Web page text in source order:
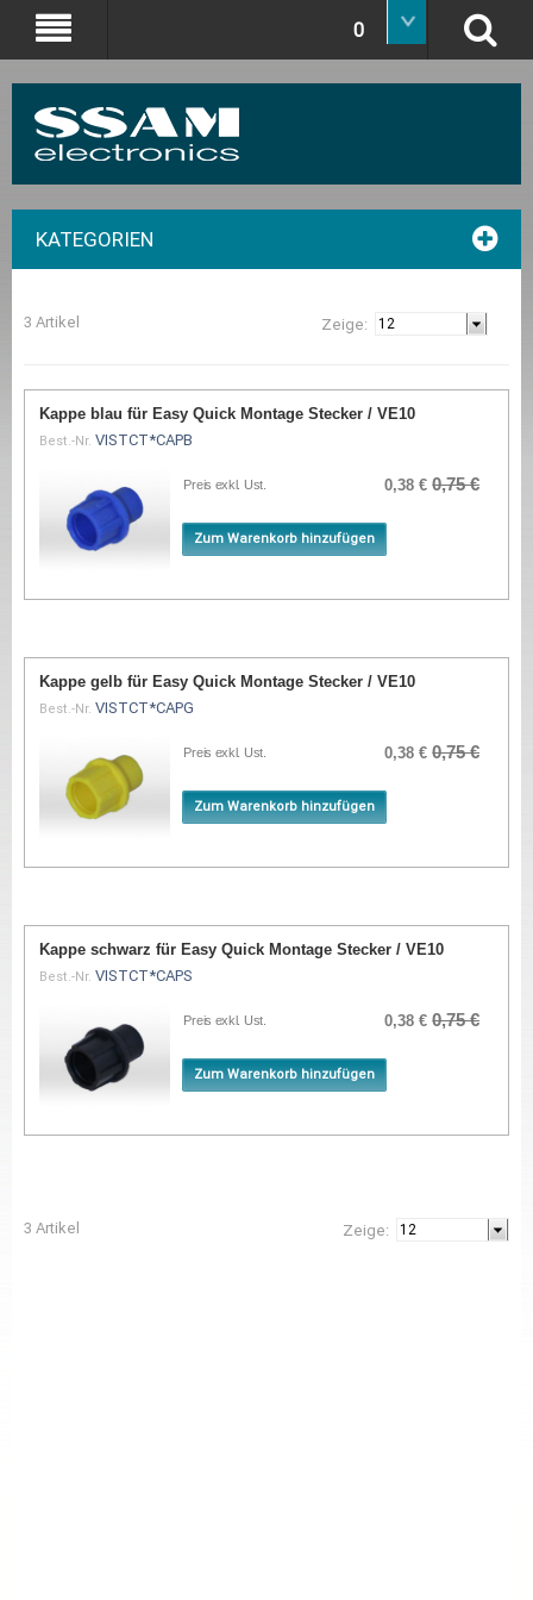
0
KATEGORIEN
3 Artikel Zeige:
Kappe blau für Easy Quick Montage Stecker / VE10
Best.-Nr. VISTCT*CAPB
Preis exkl. Ust. 0,38 € 0,75 €
Zum Warenkorb hinzufügen
Kappe gelb für Easy Quick Montage Stecker / VE10
Best.-Nr. VISTCT*CAPG
Preis exkl. Ust. 0,38 € 0,75 €
Zum Warenkorb hinzufügen
Kappe schwarz für Easy Quick Montage Stecker / VE10
Best.-Nr. VISTCT*CAPS
Preis exkl. Ust. 0,38 € 0,75 €
Zum Warenkorb hinzufügen
3 Artikel Zeige: